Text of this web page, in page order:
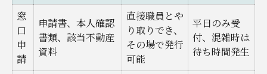
窓
口
申
請
申請書、本人確認
書類、該当不動産
資料
直接職員とや
り取りでき、
その場で発行
可能
平日のみ受
付、混雑時は
待ち時間発生